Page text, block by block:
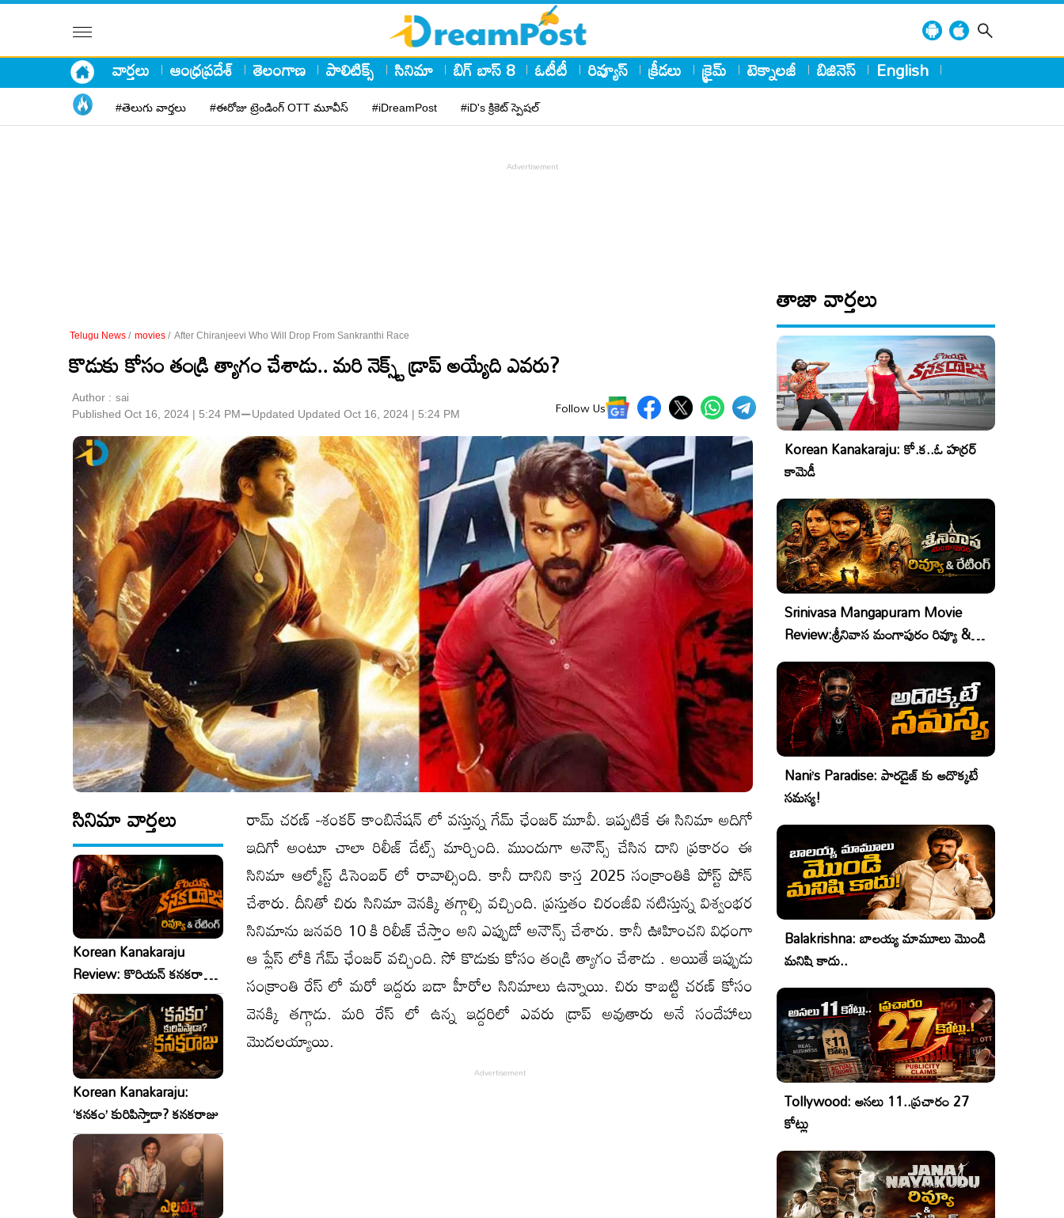
వార్తలు ఆంధ్రప్రదేశ్ తెలంగాణ పాలిటిక్స్ సినిమా బిగ్ బాస్ 8 ఓటీటీ రివ్యూస్ క్రీడలు క్రైమ్ టెక్నాలజీ బిజినెస్ English
#తెలుగు వార్తలు #ఈరోజు ట్రెండింగ్ OTT మూవీస్ #iDreamPost #iD's క్రికెట్ స్పెషల్
Telugu News / movies / After Chiranjeevi Who Will Drop From Sankranthi Race
కొడుకు కోసం తండ్రి త్యాగం చేశాడు.. మరి నెక్స్ట్ డ్రాప్ అయ్యేది ఎవరు?
Author : sai
Published Oct 16, 2024 | 5:24 PM⚊Updated Updated Oct 16, 2024 | 5:24 PM Follow Us
సినిమా వార్తలు
Korean Kanakaraju
Review: కొరియన్ కనకరాజు
రివ్యూ & రేటింగ్!
Korean Kanakaraju:
‘కనకం’ కురిపిస్తాడా? కనకరాజు
రామ్ చరణ్ -శంకర్ కాంబినేషన్ లో వస్తున్న గేమ్ ఛేంజర్ మూవీ. ఇప్పటికే ఈ సినిమా అదిగో
ఇదిగో అంటూ చాలా రిలీజ్ డేట్స్ మార్చింది. ముందుగా అనౌన్స్ చేసిన దాని ప్రకారం ఈ
సినిమా ఆల్మోస్ట్ డిసెంబర్ లో రావాల్సింది. కానీ దానిని కాస్త 2025 సంక్రాంతికి పోస్ట్ పోన్
చేశారు. దీనితో చిరు సినిమా వెనక్కి తగ్గాల్సి వచ్చింది. ప్రస్తుతం చిరంజీవి నటిస్తున్న విశ్వంభర
సినిమాను జనవరి 10 కి రిలీజ్ చేస్తాం అని ఎప్పుడో అనౌన్స్ చేశారు. కానీ ఊహించని విధంగా
ఆ ప్లేస్ లోకి గేమ్ ఛేంజర్ వచ్చింది. సో కొడుకు కోసం తండ్రి త్యాగం చేశాడు . అయితే ఇప్పుడు
సంక్రాంతి రేస్ లో మరో ఇద్దరు బడా హీరోల సినిమాలు ఉన్నాయి. చిరు కాబట్టి చరణ్ కోసం
వెనక్కి తగ్గాడు. మరి రేస్ లో ఉన్న ఇద్దరిలో ఎవరు డ్రాప్ అవుతారు అనే సందేహాలు
మొదలయ్యాయి.
తాజా వార్తలు
Korean Kanakaraju: కో.క..ఓ హర్రర్
కామెడీ
Srinivasa Mangapuram Movie
Review:శ్రీనివాస మంగాపురం రివ్యూ &
రేటింగ్
Nani’s Paradise: పారడైజ్ కు అదొక్కటే
సమస్య!
Balakrishna: బాలయ్య మామూలు మొండి
మనిషి కాదు..
Tollywood: అసలు 11..ప్రచారం 27
కోట్లు